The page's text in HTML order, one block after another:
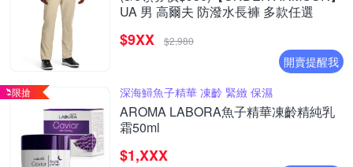
UA 男 高爾夫 防潑水長褲 多款任選
$9XX $2,980
開賣提醒我
限搶 深海鱘魚子精華 凍齡 緊緻 保濕
AROMA LABORA魚子精華凍齡精純乳
霜50ml
$1,XXX